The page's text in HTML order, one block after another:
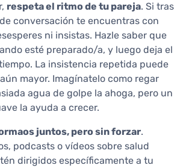
respeta el ritmo de tu pareja. Si tras
conversación te encuentras con
ni insistas. Hazle saber que
esté preparado/a, y luego deja el
La insistencia repetida puede
mayor. Imagínatelo como regar
agua de golpe la ahoga, pero un
la ayuda a crecer.
juntos, pero sin forzar.
podcasts o vídeos sobre salud
dirigidos específicamente a tu